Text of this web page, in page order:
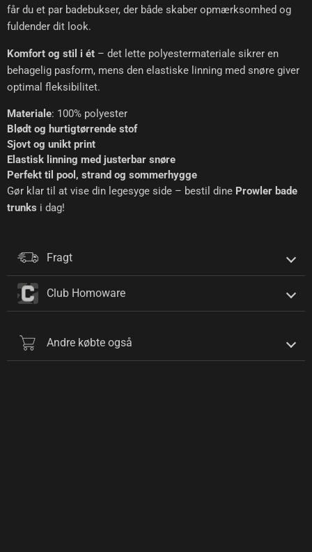
får du et par badebukser, der både skaber opmærksomhed og
fuldender dit look.
Komfort og stil i ét – det lette polyestermateriale sikrer en
behagelig pasform, mens den elastiske linning med snøre giver
optimal fleksibilitet.
Materiale: 100% polyester
Blødt og hurtigtørrende stof
Sjovt og unikt print
Elastisk linning med justerbar snøre
Perfekt til pool, strand og sommerhygge
Gør klar til at vise din legesyge side – bestil dine Prowler bade
trunks i dag!
Fragt
Club Homoware
Andre købte også